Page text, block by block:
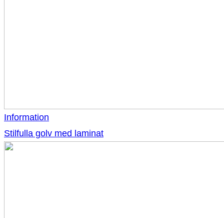
Information
Stilfulla golv med laminat